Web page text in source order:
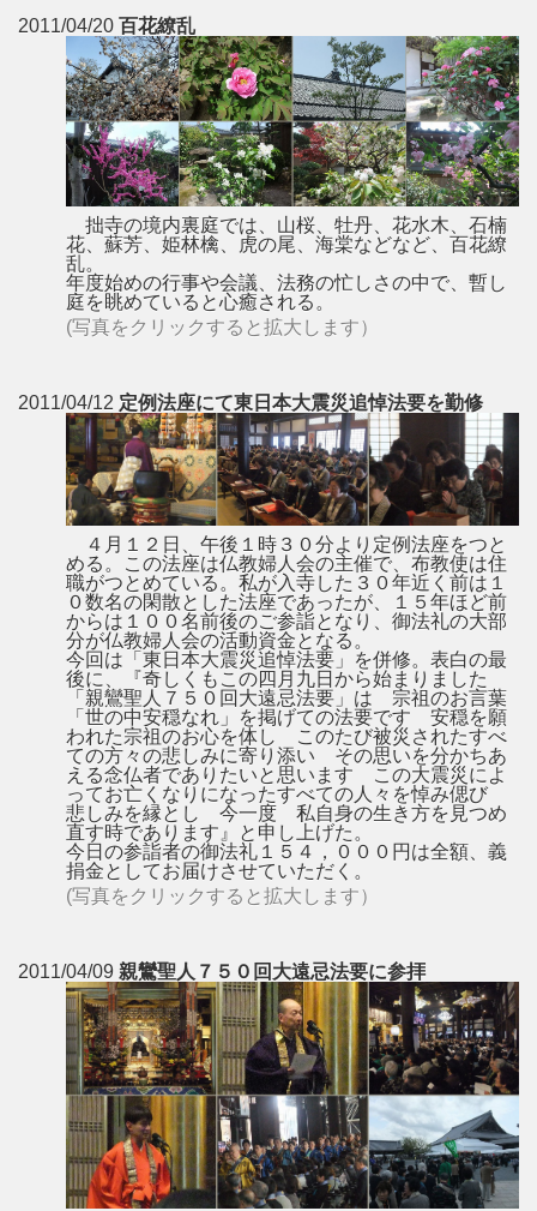
2011/04/20 百花繚乱
拙寺の境内裏庭では、山桜、牡丹、花水木、石楠
花、蘇芳、姫林檎、虎の尾、海棠などなど、百花繚
乱。
年度始めの行事や会議、法務の忙しさの中で、暫し
庭を眺めていると心癒される。
(写真をクリックすると拡大します）
2011/04/12 定例法座にて東日本大震災追悼法要を勤修
４月１２日、午後１時３０分より定例法座をつと
める。この法座は仏教婦人会の主催で、布教使は住
職がつとめている。私が入寺した３０年近く前は１
０数名の閑散とした法座であったが、１５年ほど前
からは１００名前後のご参詣となり、御法礼の大部
分が仏教婦人会の活動資金となる。
今回は「東日本大震災追悼法要」を併修。表白の最
後に、『奇しくもこの四月九日から始まりました
「親鸞聖人７５０回大遠忌法要」は 宗祖のお言葉
「世の中安穏なれ」を掲げての法要です 安穏を願
われた宗祖のお心を体し このたび被災されたすべ
ての方々の悲しみに寄り添い その思いを分かちあ
える念仏者でありたいと思います この大震災によ
ってお亡くなりになったすべての人々を悼み偲び
悲しみを縁とし 今一度 私自身の生き方を見つめ
直す時であります』と申し上げた。
今日の参詣者の御法礼１５４，０００円は全額、義
捐金としてお届けさせていただく。
(写真をクリックすると拡大します）
2011/04/09 親鸞聖人７５０回大遠忌法要に参拝